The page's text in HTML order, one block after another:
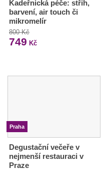
Kadeřnická péče: střih,
barvení, air touch či
mikromelír
800 Kč
749 Kč
Praha
Degustační večeře v
nejmenší restauraci v
Praze